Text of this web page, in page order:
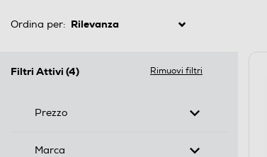
Ordina per:
Filtri Attivi (4) Rimuovi filtri
Prezzo
Marca